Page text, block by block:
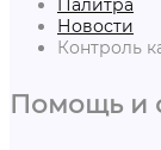
Палитра
Новости
Контроль
Помощь и